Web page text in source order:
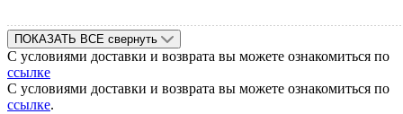
ПОКАЗАТЬ ВСЕ свернуть
С условиями доставки и возврата вы можете ознакомиться по
ссылке
С условиями доставки и возврата вы можете ознакомиться по
ссылке.